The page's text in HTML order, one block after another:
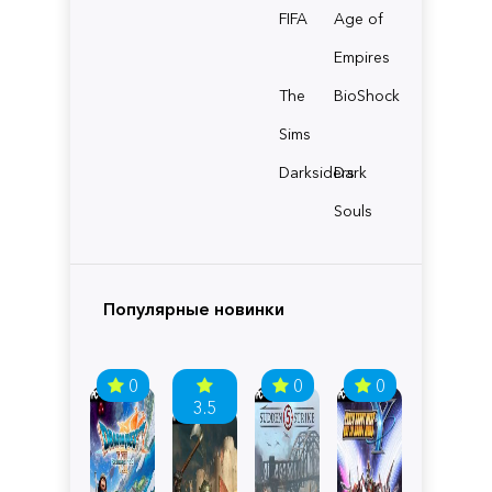
FIFA
Age of
Empires
The
Sims
BioShock
Darksiders
Dark
Souls
Популярные новинки
0
3.5
0 0